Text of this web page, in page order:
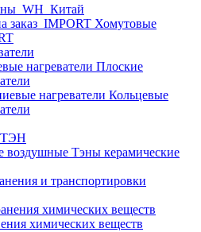
Хомутовые
Плоские
Кольцевые
ТЭН
Тэны керамические
и транспортировки
химических веществ